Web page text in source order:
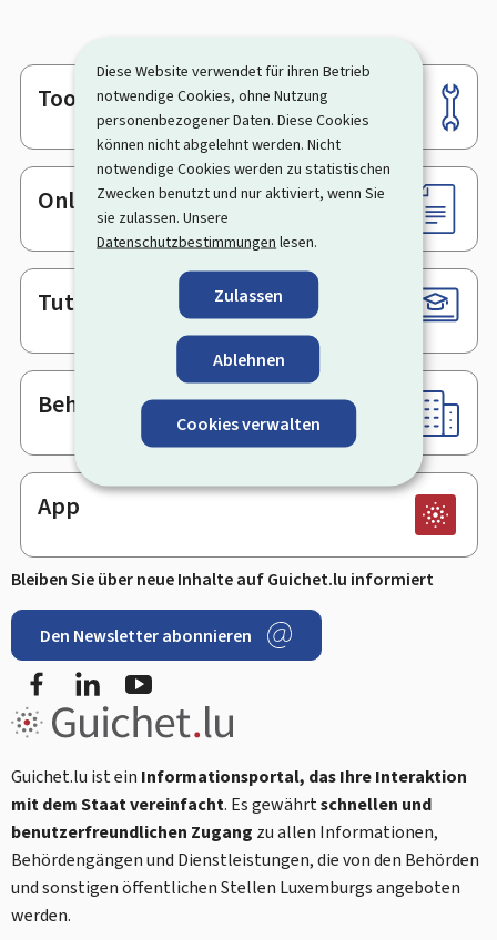
Diese Website verwendet für ihren Betrieb
notwendige Cookies, ohne Nutzung
personenbezogener Daten. Diese Cookies
können nicht abgelehnt werden. Nicht
notwendige Cookies werden zu statistischen
Zwecken benutzt und nur aktiviert, wenn Sie
sie zulassen. Unsere
Datenschutzbestimmungen lesen.
Zulassen
Ablehnen
Cookies verwalten
Footer
Tools
Online-Dienste & Formulare
Tutorials
Behörden & sonstige Stellen
App
Bleiben Sie über neue Inhalte auf Guichet.lu informiert
Den Newsletter abonnieren
FacebookLinkedIn
Guichet.lu ist ein Informationsportal, das Ihre Interaktion
mit dem Staat vereinfacht. Es gewährtschnellen und
benutzerfreundlichen Zugang zu allen Informationen,
Behördengängen und Dienstleistungen, die von den Behörden
und sonstigen öffentlichen Stellen Luxemburgs angeboten
werden.